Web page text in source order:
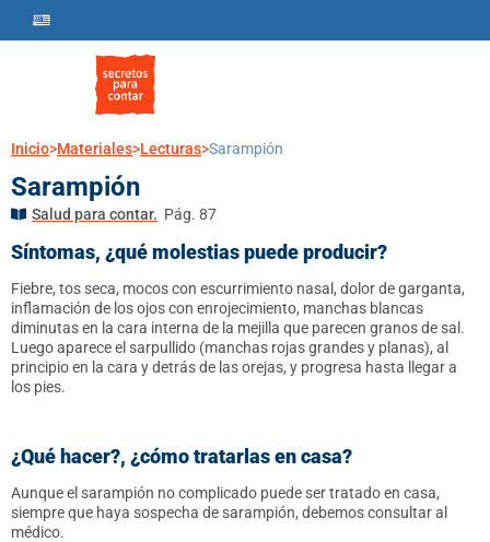
Inicio>Materiales>Lecturas>Sarampión
Sarampión
Salud para contar. Pág. 87
Síntomas, ¿qué molestias puede producir?
Fiebre, tos seca, mocos con escurrimiento nasal, dolor de garganta,
inflamación de los ojos con enrojecimiento, manchas blancas
diminutas en la cara interna de la mejilla que parecen granos de sal.
Luego aparece el sarpullido (manchas rojas grandes y planas), al
principio en la cara y detrás de las orejas, y progresa hasta llegar a
los pies.
¿Qué hacer?, ¿cómo tratarlas en casa?
Aunque el sarampión no complicado puede ser tratado en casa,
siempre que haya sospecha de sarampión, debemos consultar al
médico.